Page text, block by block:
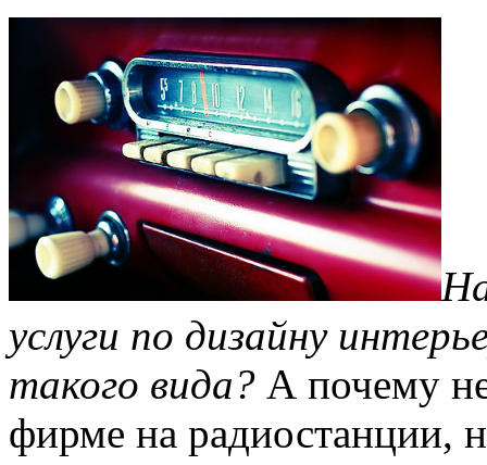
услуги по дизайну
такого вида? А почему
фирме на радиостанции,